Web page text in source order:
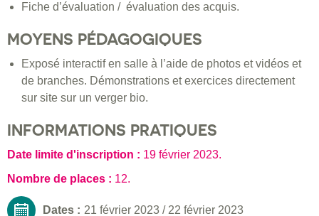
Fiche d’évaluation / évaluation des acquis.
MOYENS PÉDAGOGIQUES
Exposé interactif en salle à l’aide de photos et vidéos et
de branches. Démonstrations et exercices directement
sur site sur un verger bio.
INFORMATIONS PRATIQUES
Date limite d'inscription : 19 février 2023.
Nombre de places : 12.
Dates : 21 février 2023 / 22 février 2023